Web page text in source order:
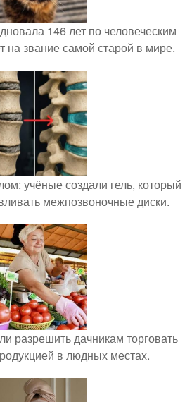
146 лет по человеческим
на звание самой старой в мире.
учёные создали гель, который
межпозвоночные диски.
разрешить дачникам торговать
в людных местах.